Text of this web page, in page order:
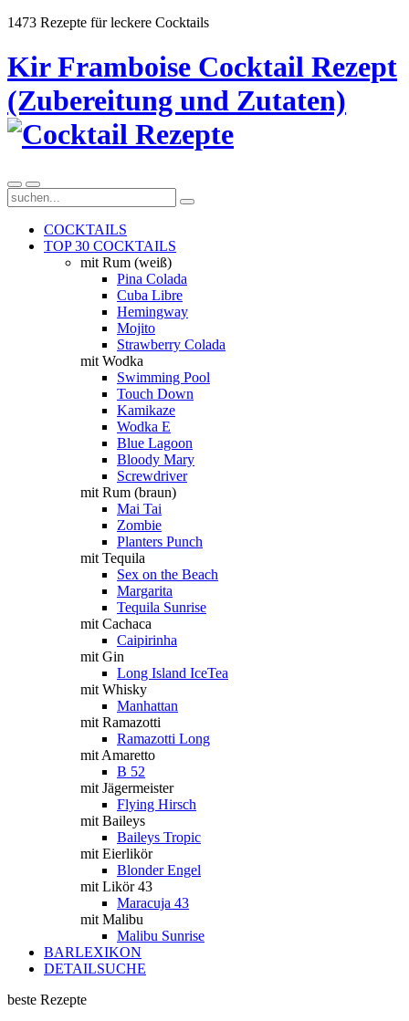
1473 Rezepte für leckere Cocktails
Kir Framboise Cocktail Rezept
(Zubereitung und Zutaten)
COCKTAILS
TOP 30 COCKTAILS
mit Rum (weiß)
Pina Colada
Cuba Libre
Hemingway
Mojito
Strawberry Colada
mit Wodka
Swimming Pool
Touch Down
Kamikaze
Wodka E
Blue Lagoon
Bloody Mary
Screwdriver
mit Rum (braun)
Mai Tai
Zombie
Planters Punch
mit Tequila
Sex on the Beach
Margarita
Tequila Sunrise
mit Cachaca
Caipirinha
mit Gin
Long Island IceTea
mit Whisky
Manhattan
mit Ramazotti
Ramazotti Long
mit Amaretto
B 52
mit Jägermeister
Flying Hirsch
mit Baileys
Baileys Tropic
mit Eierlikör
Blonder Engel
mit Likör 43
Maracuja 43
mit Malibu
Malibu Sunrise
BARLEXIKON
DETAILSUCHE
beste Rezepte